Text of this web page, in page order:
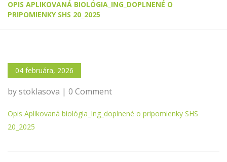
OPIS APLIKOVANÁ BIOLÓGIA_ING_DOPLNENÉ O
PRIPOMIENKY SHS 20_2025
04 februára, 2026
by stoklasova | 0 Comment
Opis Aplikovaná biológia_Ing_doplnené o pripomienky SHS
20_2025